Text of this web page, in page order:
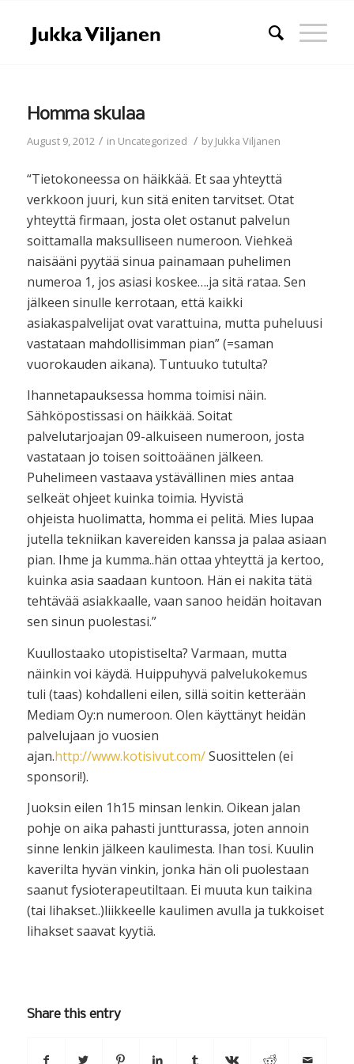
Homma skulaa
August 9, 2012 / in Uncategorized / byJukka Viljanen
“Tietokoneessa on häikkää. Et saa yhteyttä
verkkoon juuri, kun sitä eniten tarvitset. Otat
yhteyttä firmaan, josta olet ostanut palvelun
soittamalla maksulliseen numeroon. Viehkeä
naisääni pyytää sinua painamaan puhelimen
numeroa 1, jos asiasi koskee….ja sitä rataa. Sen
jälkeen sinulle kerrotaan, että kaikki
asiakaspalvelijat ovat varattuina, mutta puheluusi
vastataan mahdollisimman pian” (=saman
vuorokauden aikana). Tuntuuko tutulta?
Ihannetapauksessa homma toimisi näin.
Sähköpostissasi on häikkää. Soitat
palvelutarjoajan 09-alkuiseen numeroon, josta
vastataan jo toisen soittoäänen jälkeen.
Puhelimeen vastaava ystävällinen mies antaa
selkeät ohjeet kuinka toimia. Hyvistä
ohjeista huolimatta, homma ei pelitä. Mies lupaa
jutella tekniikan kavereiden kanssa ja palaa asiaan
pian. Ihme ja kumma..hän ottaa yhteyttä ja kertoo,
kuinka asia saadaan kuntoon. Hän ei nakita tätä
tehtävää asiakkaalle, vaan sanoo heidän hoitavan
sen sinun puolestasi.”
Kuullostaako utopistiselta? Varmaan, mutta
näinkin voi käydä. Huippuhyvä palvelukokemus
tuli (taas) kohdalleni eilen, sillä soitin ketterään
Mediam Oy:n numeroon. Olen käyttänyt heidän
palvelujaan jo vuosien
ajan.http://www.kotisivut.com/Suosittelen (ei
sponsori!).
Juoksin eilen 1h15 minsan lenkin. Oikean jalan
pohje on aika pahasti juntturassa, joten annoin
sinne lenkin jälkeen kaulimesta. Ihan tosi. Kuulin
kaverilta hyvän vinkin, jonka hän oli puolestaan
saanut fysioterapeutiltaan. Ei muuta kun taikina
(tai lihakset..)liikkeelle kaulimen avulla ja tukkoiset
lihakset saavat kyytiä.
Share this entry